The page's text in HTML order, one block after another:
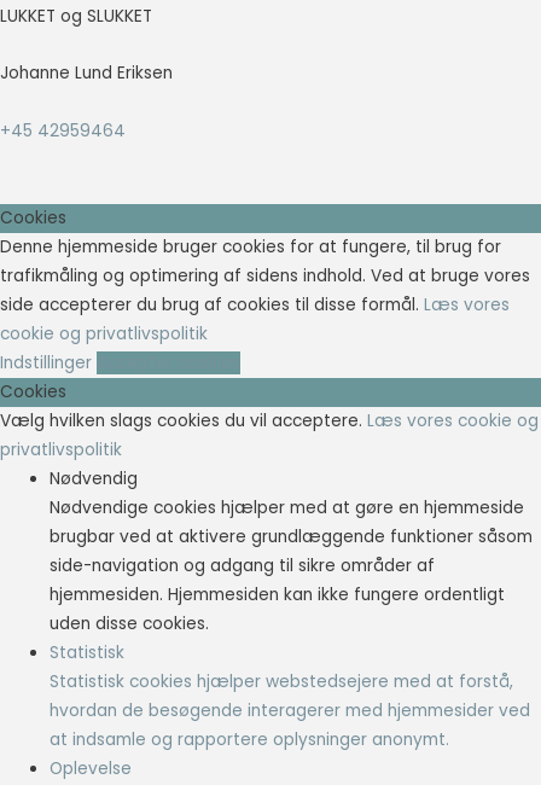
LUKKET og SLUKKET
Johanne Lund Eriksen
+45 42959464
Cookies
Denne hjemmeside bruger cookies for at fungere, til brug for
trafikmåling og optimering af sidens indhold. Ved at bruge vores
side accepterer du brug af cookies til disse formål. Læs vores
cookie og privatlivspolitik
Indstillinger
Cookies
Vælg hvilken slags cookies du vil acceptere. Læs vores cookie og
privatlivspolitik
Nødvendig
Nødvendige cookies hjælper med at gøre en hjemmeside
brugbar ved at aktivere grundlæggende funktioner såsom
side-navigation og adgang til sikre områder af
hjemmesiden. Hjemmesiden kan ikke fungere ordentligt
uden disse cookies.
Statistisk
Statistisk cookies hjælper webstedsejere med at forstå,
hvordan de besøgende interagerer med hjemmesider ved
at indsamle og rapportere oplysninger anonymt.
Oplevelse